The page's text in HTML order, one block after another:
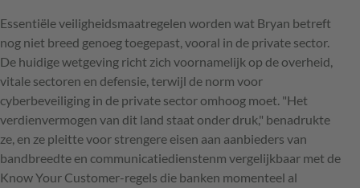
Essentiële veiligheidsmaatregelen worden wat Bryan betreft
nog niet breed genoeg toegepast, vooral in de private sector.
De huidige wetgeving richt zich voornamelijk op de overheid,
vitale sectoren en defensie, terwijl de norm voor
cyberbeveiliging in de private sector omhoog moet. "Het
verdienvermogen van dit land staat onder druk," benadrukte
ze, en ze pleitte voor strengere eisen aan aanbieders van
bandbreedte en communicatiedienstenm vergelijkbaar met de
Know Your Customer-regels die banken momenteel al